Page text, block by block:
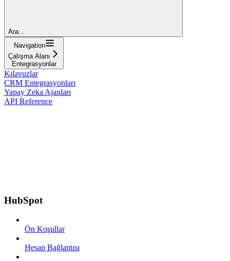
Ara...
Navigation
Çalışma Alanı
Entegrasyonlar
Kılavuzlar
CRM Entegrasyonları
Yapay Zeka Ajanları
API Reference
HubSpot
Ön Koşullar
Hesap Bağlantısı